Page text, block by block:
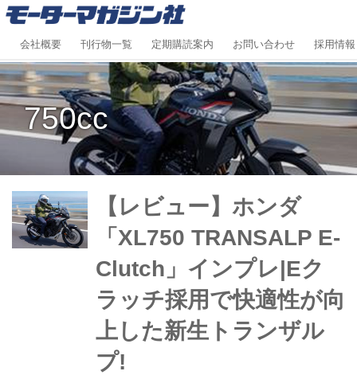
会社概要 刊行物一覧 定期購読案内 お問い合わせ 採用情報
750cc
【レビュー】ホンダ
「XL750 TRANSALP E-
Clutch」インプレ|Eク
ラッチ採用で快適性が向
上した新生トランザル
プ!